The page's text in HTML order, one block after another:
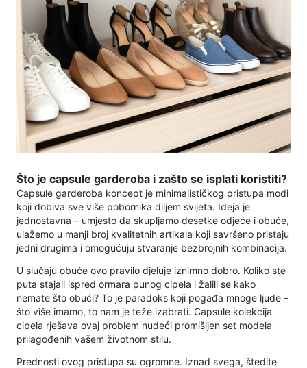
Što je capsule garderoba i zašto se isplati koristiti?
Capsule garderoba koncept je minimalističkog pristupa modi
koji dobiva sve više pobornika diljem svijeta. Ideja je
jednostavna – umjesto da skupljamo desetke odjeće i obuće,
ulažemo u manji broj kvalitetnih artikala koji savršeno pristaju
jedni drugima i omogućuju stvaranje bezbrojnih kombinacija.
U slučaju obuće ovo pravilo djeluje iznimno dobro. Koliko ste
puta stajali ispred ormara punog cipela i žalili se kako
nemate što obući? To je paradoks koji pogađa mnoge ljude –
što više imamo, to nam je teže izabrati. Capsule kolekcija
cipela rješava ovaj problem nudeći promišljen set modela
prilagođenih vašem životnom stilu.
Prednosti ovog pristupa su ogromne. Iznad svega, štedite